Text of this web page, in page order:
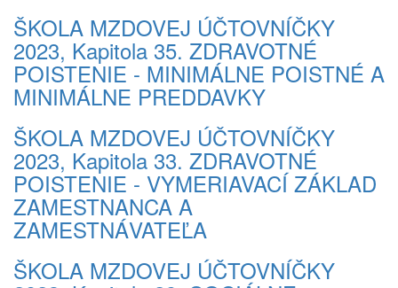
ŠKOLA MZDOVEJ ÚČTOVNÍČKY
2023, Kapitola 35. ZDRAVOTNÉ
POISTENIE - MINIMÁLNE POISTNÉ A
MINIMÁLNE PREDDAVKY
ŠKOLA MZDOVEJ ÚČTOVNÍČKY
2023, Kapitola 33. ZDRAVOTNÉ
POISTENIE - VYMERIAVACÍ ZÁKLAD
ZAMESTNANCA A
ZAMESTNÁVATEĽA
ŠKOLA MZDOVEJ ÚČTOVNÍČKY